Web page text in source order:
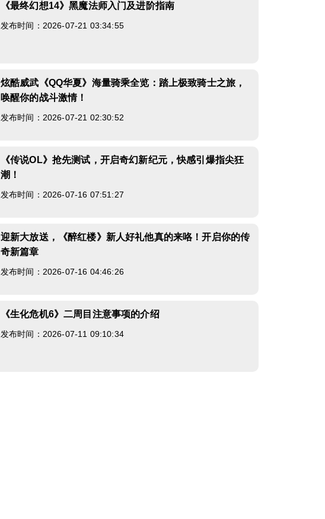
《最终幻想14》黑魔法师入门及进阶指南
发布时间：2026-07-21 03:34:55
炫酷威武《QQ华夏》海量骑乘全览：踏上极致骑士之旅，
唤醒你的战斗激情！
发布时间：2026-07-21 02:30:52
《传说OL》抢先测试，开启奇幻新纪元，快感引爆指尖狂
潮！
发布时间：2026-07-16 07:51:27
迎新大放送，《醉红楼》新人好礼他真的来咯！开启你的传
奇新篇章
发布时间：2026-07-16 04:46:26
《生化危机6》二周目注意事项的介绍
发布时间：2026-07-11 09:10:34